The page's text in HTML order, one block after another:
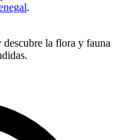
.
descubre la flora y fauna